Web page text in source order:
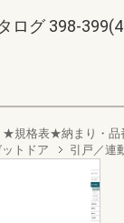
ログ 398-
★規格表★納まり・品
トドア
引戸／連